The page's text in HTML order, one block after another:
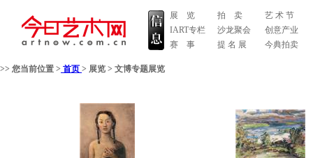
展 览
IART专栏
赛 事
拍 卖
沙龙聚会
提 名 展
艺 术 节
创意产业
今典拍卖
>> 您当前位置 > 首页 > 展览 > 文博专题展览